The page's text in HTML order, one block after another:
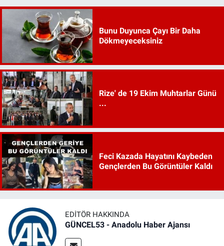
Bunu Duyunca Çayı Bir Daha
Dökmeyeceksiniz
Rize' de 19 Ekim Muhtarlar Günü
...
Feci Kazada Hayatını Kaybeden
Gençlerden Bu Görüntüler Kaldı
EDITÖR HAKKINDA
GÜNCEL53 - Anadolu Haber Ajansı